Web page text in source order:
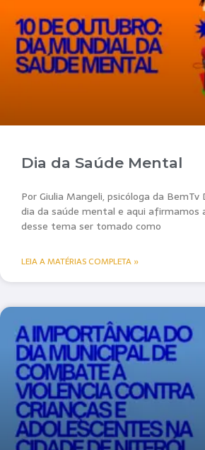
Dia da Saúde Mental
Por Giulia Mangeli, psicóloga da
dia da saúde mental e aqui afirmamos
desse tema ser tomado como
LEIA A MATÉRIAS COMPLETA »